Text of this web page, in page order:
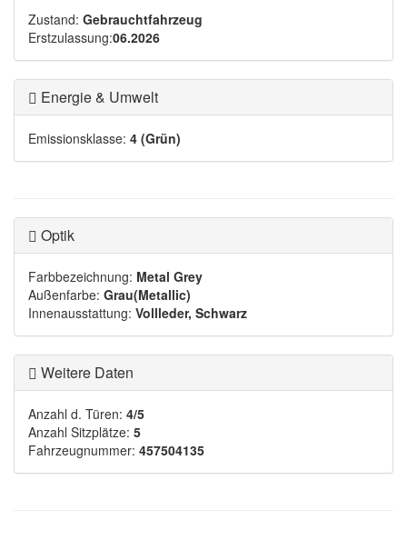
Zustand: Gebrauchtfahrzeug
Erstzulassung:06.2026
Energie & Umwelt
Emissionsklasse: 4 (Grün)
Optik
Farbbezeichnung: Metal Grey
Außenfarbe: Grau(Metallic)
Innenausstattung: Vollleder, Schwarz
Weitere Daten
Anzahl d. Türen: 4/5
Anzahl Sitzplätze: 5
Fahrzeugnummer: 457504135